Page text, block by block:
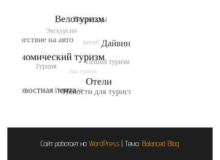
Сайт работает на WordPress | Тема: Balanced Blog